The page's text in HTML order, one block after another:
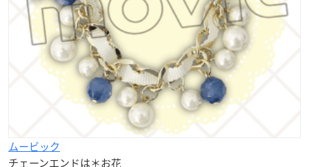
ムービック
チェーンエンドは＊お花